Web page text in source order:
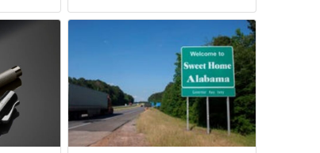
कंप्यूटर बहुत गर्म हो जाता है